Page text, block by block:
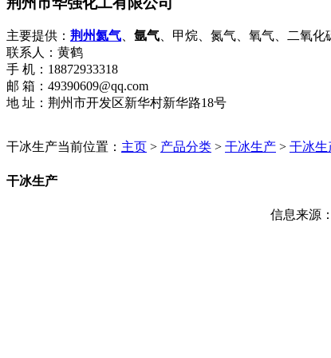
主要提供： 荆州氦气、 氩气、甲烷、氮气、氧气、二氧化
联系人：黄鹤
手 机：18872933318
邮 箱：49390609@qq.com
地 址：荆州市开发区新华村新华路18号
干冰生产当前位置： 主页 > 产品分类 > 干冰生产 > 干冰生
干冰生产
信息来源